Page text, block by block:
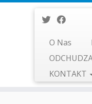
O Nas
KONTAKT